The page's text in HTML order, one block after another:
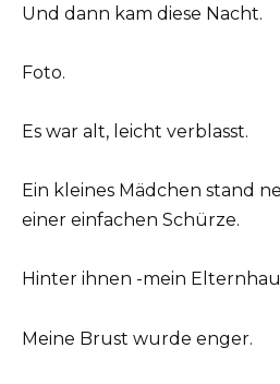
Und dann kam diese Nacht.
Foto.
Es war alt, leicht verblasst.
Ein kleines Mädchen stand
einer einfachen Schürze.
Hinter ihnen -mein
Meine Brust wurde enger.